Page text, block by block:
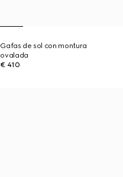
Gafas de sol con montura
ovalada
€ 410